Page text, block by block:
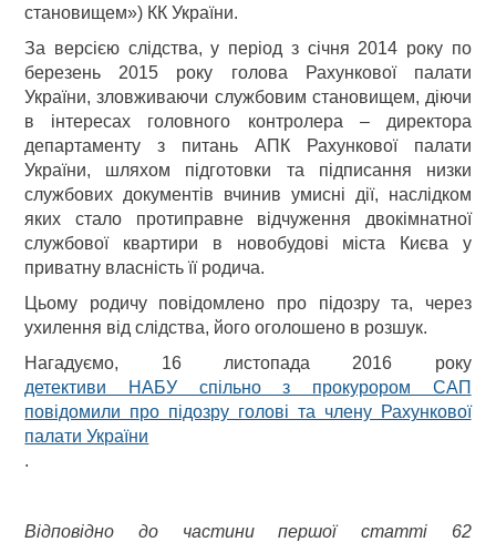
становищем») КК України.
За версією слідства, у період з січня 2014 року по
березень 2015 року голова Рахункової палати
України, зловживаючи службовим становищем, діючи
в інтересах головного контролера – директора
департаменту з питань АПК Рахункової палати
України, шляхом підготовки та підписання низки
службових документів вчинив умисні дії, наслідком
яких стало протиправне відчуження двокімнатної
службової квартири в новобудові міста Києва у
приватну власність її родича.
Цьому родичу повідомлено про підозру та, через
ухилення від слідства, його оголошено в розшук.
Нагадуємо, 16 листопада 2016 року
детективи НАБУ спільно з прокурором САП
повідомили про підозру голові та члену Рахункової
палати України
.
Відповідно до частини першої статті 62